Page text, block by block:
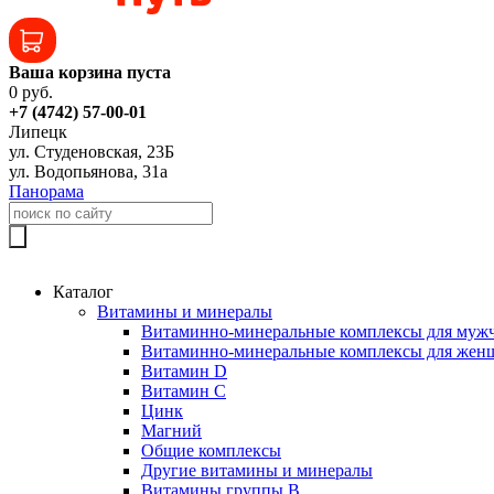
Ваша корзина пуста
0 руб.
+7 (4742) 57-00-01
Липецк
ул. Студеновская, 23Б
ул. Водопьянова, 31а
Панорама
Каталог
Витамины и минералы
Витаминно-минеральные комплексы для
Витаминно-минеральные комплексы для
Витамин D
Витамин C
Цинк
Магний
Общие комплексы
Другие витамины и минералы